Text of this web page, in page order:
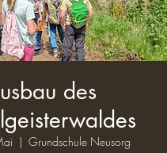
des
  |
Grundschule Neusorg